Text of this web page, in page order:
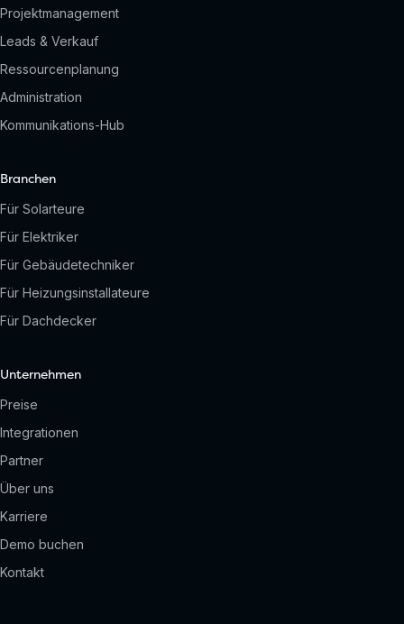
Projektmanagement
Leads & Verkauf
Ressourcenplanung
Administration
Kommunikations-Hub
Branchen
Für Solarteure
Für Elektriker
Für Gebäudetechniker
Für Heizungsinstallateure
Für Dachdecker
Unternehmen
Preise
Integrationen
Partner
Über uns
Karriere
Demo buchen
Kontakt